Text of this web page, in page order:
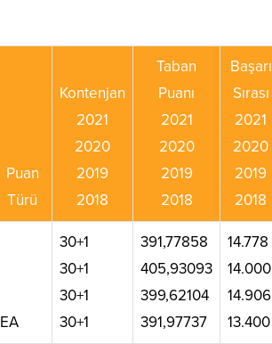
Puan
Türü
Kontenjan
2021
2020
2019
2018
Taban
Puanı
2021
2020
2019
2018
Başarı
Sırası
2021
2020
2019
2018
EA
30+1
30+1
30+1
30+1
391,77858
405,93093
399,62104
391,97737
14.778
14.000
14.906
13.400